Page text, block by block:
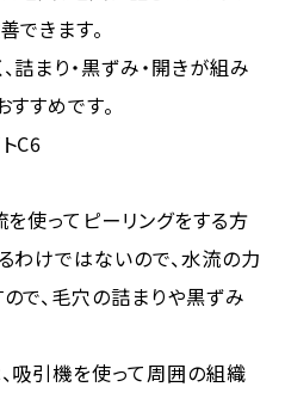
できます。
まり・黒ずみ・開きが組み
すめです。
C6
使ってピーリングをする方
わけではないので、水流の力
で、毛穴の詰まりや黒ずみ
吸引機を使って周囲の組織